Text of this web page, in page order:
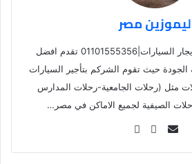
ليموزين مصر
شركة ليموزين مصر لايجار السيارات|01101555356 تقدم افضل
الجودة حيث تقوم الشركم بتأجير السيارات
مثل (رحلات الجامعية-رحلات المدارس
الصيفية لجميع الاماكن في مصر…
Se